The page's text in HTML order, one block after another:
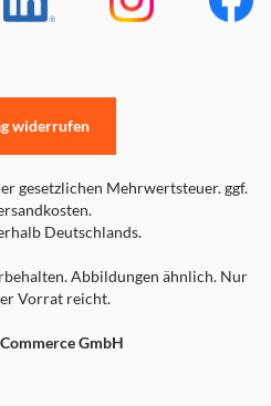
gesetzlichen Mehrwertsteuer. ggf.
Deutschlands.
Abbildungen ähnlich. Nur
Vorrat reicht.
GmbH
widerrufen